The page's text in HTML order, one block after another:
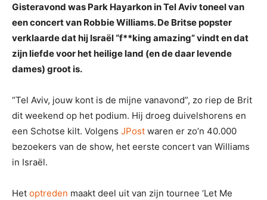
Gisteravond was Park Hayarkon in Tel Aviv toneel van
een concert van Robbie Williams. De Britse popster
verklaarde dat hij Israël “f**king amazing” vindt en dat
zijn liefde voor het heilige land (en de daar levende
dames) groot is.
“Tel Aviv, jouw kont is de mijne vanavond”, zo riep de Brit
dit weekend op het podium. Hij droeg duivelshorens en
een Schotse kilt. Volgens JPost waren er zo’n 40.000
bezoekers van de show, het eerste concert van Williams
in Israël.
Het optreden maakt deel uit van zijn tournee ‘Let Me